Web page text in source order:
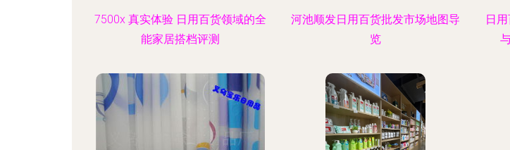
7500x 真实体验 日用百货领域的全
能家居搭档评测
河池顺发日用百货批发市场地图导
览
日